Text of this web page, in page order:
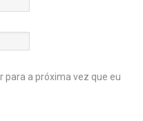
para a próxima vez que eu